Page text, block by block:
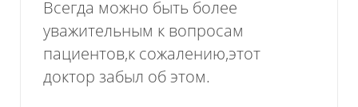
Всегда можно быть более
уважительным к вопросам
пациентов,к сожалению,этот
доктор забыл об этом.